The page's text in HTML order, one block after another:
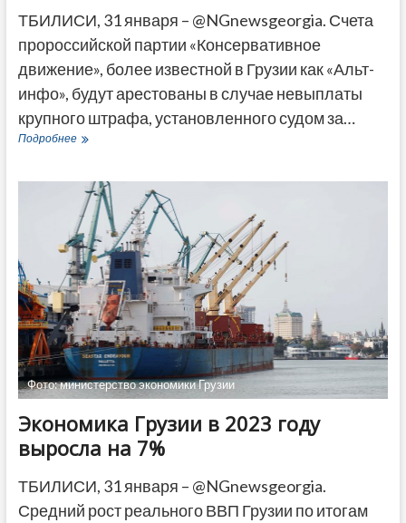
ТБИЛИСИ, 31 января – @NGnewsgeorgia. Счета
пророссийской партии «Консервативное
движение», более известной в Грузии как «Альт-
инфо», будут арестованы в случае невыплаты
крупного штрафа, установленного судом за…
ПодробнееСудебные
арестовать
счета
«Консервативного
движения»
Фото: министерство экономики Грузии
Экономика Грузии в 2023 году
выросла на 7%
ТБИЛИСИ, 31 января – @NGnewsgeorgia.
Средний рост реального ВВП Грузии по итогам